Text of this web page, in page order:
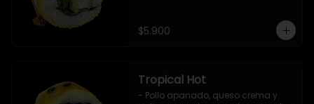
$5.900
Tropical Hot
- Pollo apanado, queso crema y